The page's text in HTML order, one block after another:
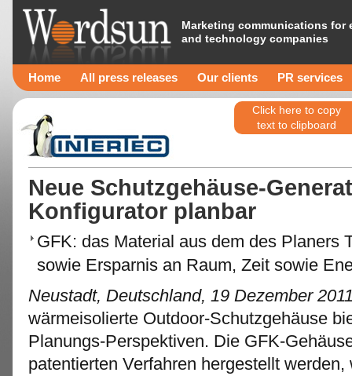
Marketing communications for
and technology companies
Home All press releases Our clients PR services
Click here to copy
text to clipboard
Neue Schutzgehäuse-
Konfigurator planbar
GFK: das Material aus dem des Planers
sowie Ersparnis an Raum, Zeit sowie
Neustadt, Deutschland, 19 Dezember
wärmeisolierte Outdoor-Schutzgehäuse
Planungs-Perspektiven. Die GFK-
patentierten Verfahren hergestellt